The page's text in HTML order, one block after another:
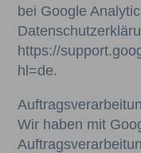
bei Google
https://
hl=de.
Wir haben mit